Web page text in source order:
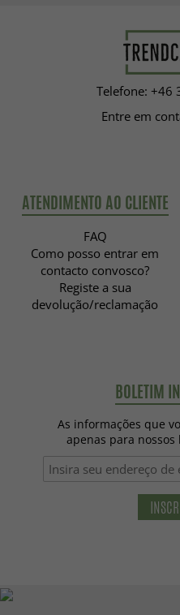
Telefone: +46
Entre em
ATENDIMENTO AO CLIENTE
FAQ
Como posso entrar em
contacto convosco?
Registe a sua
devolução/reclamação
BOLETIM
As informações que
apenas para